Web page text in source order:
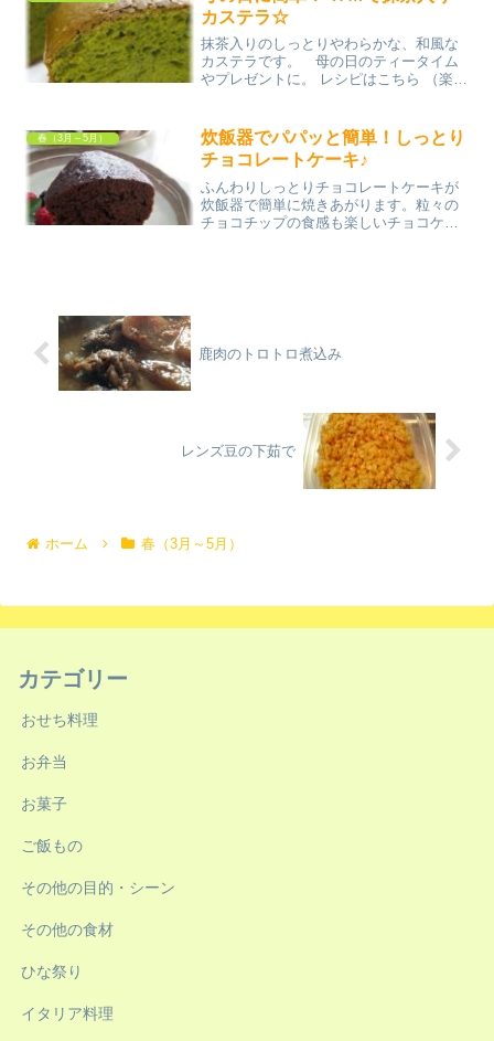
カステラ☆
抹茶入りのしっとりやわらかな、和風な
カステラです。 母の日のティータイム
やプレゼントに。 レシピはこちら （楽天
パウダーベーキングパウダー卵（M砂
糖、ハチミ...
春（3月～5月）
炊飯器でパパッと簡単！しっとり
チョコレートケーキ♪
ふんわりしっとりチョコレートケーキが
炊飯器で簡単に焼きあがります。粒々の
チョコチップの食感も楽しいチョコケー
鹿肉のトロトロ煮込み
レンズ豆の下茹で
ホーム 春（3月～5月）
カテゴリー
おせち料理
お弁当
お菓子
ご飯もの
その他の目的・シーン
その他の食材
ひな祭り
イタリア料理